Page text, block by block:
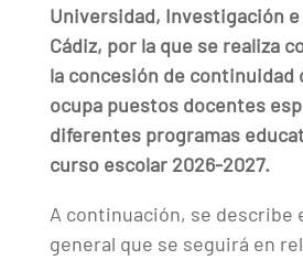
Universidad, Investigación
Cádiz, por la que se realiza
la concesión de continuidad
ocupa puestos docentes
diferentes programas
curso escolar 2026-2027.
A continuación, se describe
general que se seguirá en